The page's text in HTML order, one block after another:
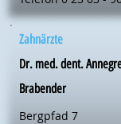
Zahnärzte
Dr. med. dent.
Brabender
Bergpfad 7